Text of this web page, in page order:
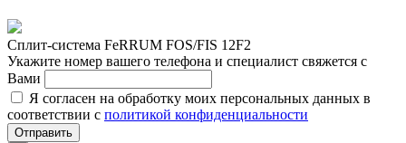
Сплит-система FeRRUM FOS/FIS 12F2
Укажите номер вашего телефона и специалист свяжется с
Вами
Я согласен на обработку моих персональных данных в
соответствии с политикой конфиденциальности
Отправить